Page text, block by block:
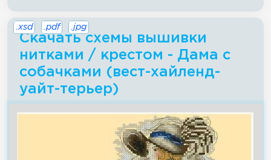
Скачать схемы вышивки
нитками / крестом - Дама с
собачками (вест-хайленд-
уайт-терьер)
.xsd .pdf .jpg